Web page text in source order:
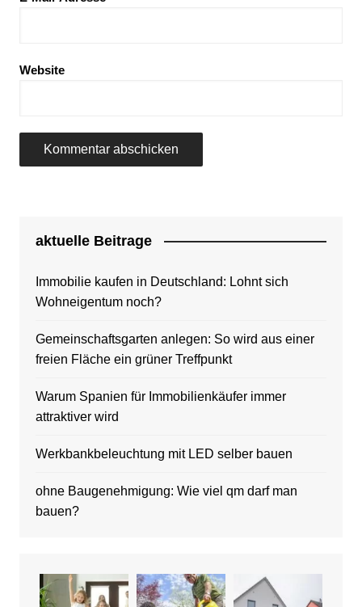
Website
aktuelle Beitrage
Immobilie kaufen in Deutschland: Lohnt sich
Wohneigentum noch?
Gemeinschaftsgarten anlegen: So wird aus einer
freien Fläche ein grüner Treffpunkt
Warum Spanien für Immobilienkäufer immer
attraktiver wird
Werkbankbeleuchtung mit LED selber bauen
ohne Baugenehmigung: Wie viel qm darf man
bauen?